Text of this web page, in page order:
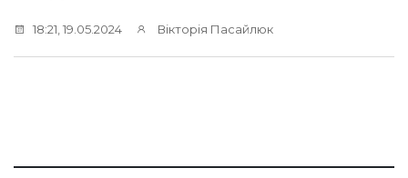
18:21, 19.05.2024 Вікторія Пасайлюк